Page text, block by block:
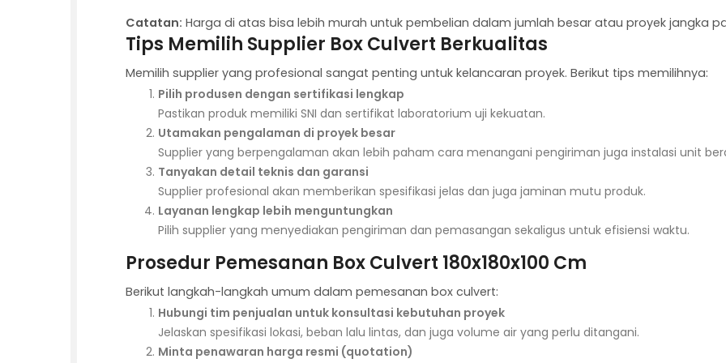
Catatan: Harga di atas bisa lebih murah untuk pembelian dalam jumlah besar atau proyek jangka
Tips Memilih Supplier Box Culvert Berkualitas
Memilih supplier yang profesional sangat penting untuk kelancaran proyek. Berikut tips memilihnya:
Pilih produsen dengan sertifikasi lengkap
Pastikan produk memiliki SNI dan sertifikat laboratorium uji kekuatan.
Utamakan pengalaman di proyek besar
Supplier yang berpengalaman akan lebih paham cara menangani pengiriman juga instalasi unit
Tanyakan detail teknis dan garansi
Supplier profesional akan memberikan spesifikasi jelas dan juga jaminan mutu produk.
Layanan lengkap lebih menguntungkan
Pilih supplier yang menyediakan pengiriman dan pemasangan sekaligus untuk efisiensi waktu.
Prosedur Pemesanan Box Culvert 180x180x100 Cm
Berikut langkah-langkah umum dalam pemesanan box culvert:
Hubungi tim penjualan untuk konsultasi kebutuhan proyek
Jelaskan spesifikasi lokasi, beban lalu lintas, dan juga volume air yang perlu ditangani.
Minta penawaran harga resmi (quotation)